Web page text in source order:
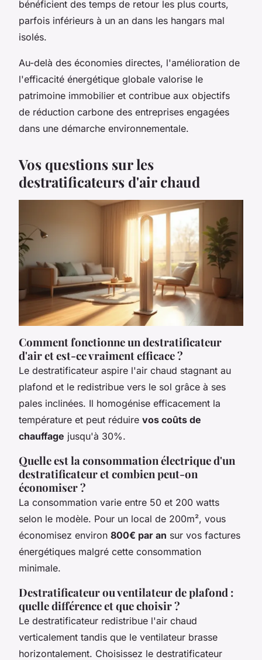
bénéficient des temps de retour les plus courts,
parfois inférieurs à un an dans les hangars mal
isolés.
Au-delà des économies directes, l'amélioration de
l'efficacité énergétique globale valorise le
patrimoine immobilier et contribue aux objectifs
de réduction carbone des entreprises engagées
dans une démarche environnementale.
Vos questions sur les
destratificateurs d'air chaud
Comment fonctionne un destratificateur
d'air et est-ce vraiment efficace ?
Le destratificateur aspire l'air chaud stagnant au
plafond et le redistribue vers le sol grâce à ses
pales inclinées. Il homogénise efficacement la
température et peut réduire vos coûts de
chauffage jusqu'à 30%.
Quelle est la consommation électrique d'un
destratificateur et combien peut-on
économiser ?
La consommation varie entre 50 et 200 watts
selon le modèle. Pour un local de 200m², vous
économisez environ 800€ par an sur vos factures
énergétiques malgré cette consommation
minimale.
Destratificateur ou ventilateur de plafond :
quelle différence et que choisir ?
Le destratificateur redistribue l'air chaud
verticalement tandis que le ventilateur brasse
horizontalement. Choisissez le destratificateur